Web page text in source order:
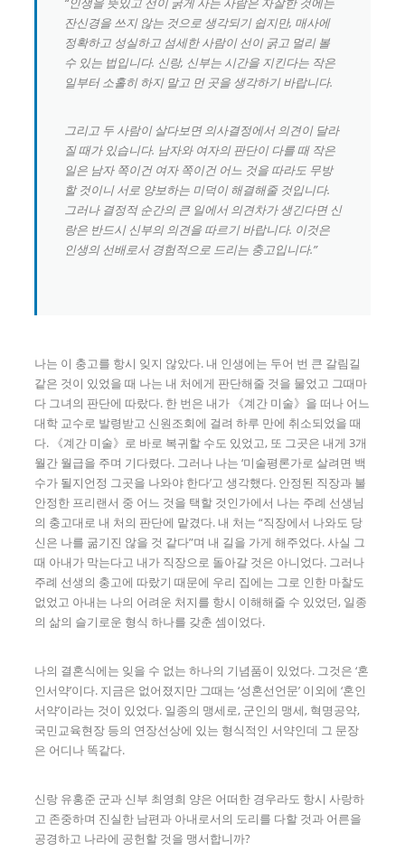
잔신경을 쓰지 않는 것으로 생각되기 쉽지만, 매사에
정확하고 성실하고 섬세한 사람이 선이 굵고 멀리 볼
수 있는 법입니다. 신랑, 신부는 시간을 지킨다는 작은
일부터 소홀히 하지 말고 먼 곳을 생각하기 바랍니다.
그리고 두 사람이 살다보면 의사결정에서 의견이 달라
질 때가 있습니다. 남자와 여자의 판단이 다를 때 작은
일은 남자 쪽이건 여자 쪽이건 어느 것을 따라도 무방
할 것이니 서로 양보하는 미덕이 해결해줄 것입니다.
그러나 결정적 순간의 큰 일에서 의견차가 생긴다면 신
랑은 반드시 신부의 의견을 따르기 바랍니다. 이것은
인생의 선배로서 경험적으로 드리는 충고입니다.”
나는 이 충고를 항시 잊지 않았다. 내 인생에는 두어 번 큰 갈림길
같은 것이 있었을 때 나는 내 처에게 판단해줄 것을 물었고 그때마
다 그녀의 판단에 따랐다. 한 번은 내가 《계간 미술》을 떠나 어느
대학 교수로 발령받고 신원조회에 걸려 하루 만에 취소되었을 때
다. 《계간 미술》로 바로 복귀할 수도 있었고, 또 그곳은 내게 3개
월간 월급을 주며 기다렸다. 그러나 나는 ‘미술평론가로 살려면 백
수가 될지언정 그곳을 나와야 한다’고 생각했다. 안정된 직장과 불
안정한 프리랜서 중 어느 것을 택할 것인가에서 나는 주례 선생님
의 충고대로 내 처의 판단에 맡겼다. 내 처는 “직장에서 나와도 당
신은 나를 굶기진 않을 것 같다”며 내 길을 가게 해주었다. 사실 그
때 아내가 막는다고 내가 직장으로 돌아갈 것은 아니었다. 그러나
주례 선생의 충고에 따랐기 때문에 우리 집에는 그로 인한 마찰도
없었고 아내는 나의 어려운 처지를 항시 이해해줄 수 있었던, 일종
의 삶의 슬기로운 형식 하나를 갖춘 셈이었다.
나의 결혼식에는 잊을 수 없는 하나의 기념품이 있었다. 그것은 ‘혼
인서약’이다. 지금은 없어졌지만 그때는 ‘성혼선언문’ 이외에 ‘혼인
서약’이라는 것이 있었다. 일종의 맹세로, 군인의 맹세, 혁명공약,
국민교육현장 등의 연장선상에 있는 형식적인 서약인데 그 문장
은 어디나 똑같다.
신랑 유홍준 군과 신부 최영희 양은 어떠한 경우라도 항시 사랑하
고 존중하며 진실한 남편과 아내로서의 도리를 다할 것과 어른을
공경하고 나라에 공헌할 것을 맹서합니까?